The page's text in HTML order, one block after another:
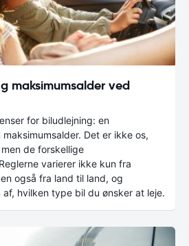
maksimumsalder ved
for biludlejning: en
Det er ikke os,
de forskellige
varierer ikke kun fra
også fra land til land, og
hvilken type bil du ønsker at leje.